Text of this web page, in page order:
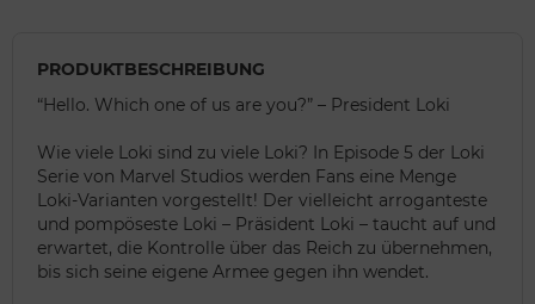
PRODUKTBESCHREIBUNG
“Hello. Which one of us are you?” – President Loki
Wie viele Loki sind zu viele Loki? In Episode 5 der Loki
Serie von Marvel Studios werden Fans eine Menge
Loki-Varianten vorgestellt! Der vielleicht arroganteste
und pompöseste Loki – Präsident Loki – taucht auf und
erwartet, die Kontrolle über das Reich zu übernehmen,
bis sich seine eigene Armee gegen ihn wendet.